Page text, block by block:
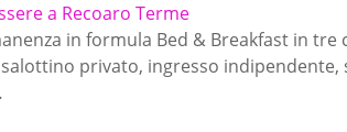
a Recoaro Terme
in formula Bed & Breakfast in
privato, ingresso